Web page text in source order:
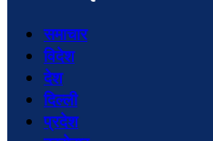
समाचार
विदेश
देश
दिल्ली
प्रदेश